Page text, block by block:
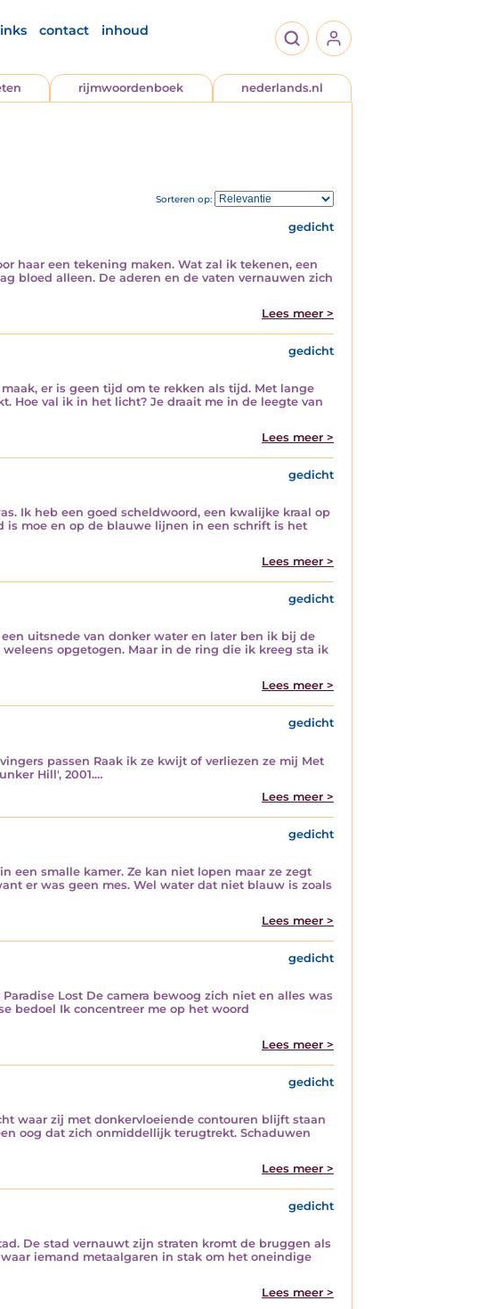
contact inhoud
rijmwoordenboek nederlands.nl
Sorteren op:
gedicht
haar een tekening maken. Wat zal ik tekenen, een
bloed alleen. De aderen en de vaten vernauwen zich
Lees meer >
gedicht
er is geen tijd om te rekken als tijd. Met lange
Hoe val ik in het licht? Je draait me in de leegte van
Lees meer >
gedicht
Ik heb een goed scheldwoord, een kwalijke kraal op
moe en op de blauwe lijnen in een schrift is het
Lees meer >
gedicht
uitsnede van donker water en later ben ik bij de
opgetogen. Maar in de ring die ik kreeg sta ik
Lees meer >
gedicht
passen Raak ik ze kwijt of verliezen ze mij Met
Hill', 2001.…
Lees meer >
gedicht
een smalle kamer. Ze kan niet lopen maar ze zegt
er was geen mes. Wel water dat niet blauw is zoals
Lees meer >
gedicht
Lost De camera bewoog zich niet en alles was
bedoel Ik concentreer me op het woord
Lees meer >
gedicht
waar zij met donkervloeiende contouren blijft staan
oog dat zich onmiddellijk terugtrekt. Schaduwen
Lees meer >
gedicht
De stad vernauwt zijn straten kromt de bruggen als
iemand metaalgaren in stak om het oneindige
Lees meer >